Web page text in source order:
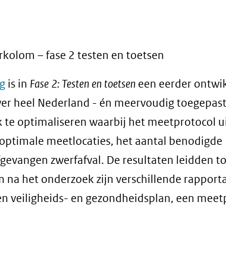
– fase 2 testen en toetsen
is in Fase 2: Testen en toetsen een eerder
heel Nederland - én meervoudig
te optimaliseren waarbij het meetprotocol
meetlocaties, het aantal benodigde
zwerfafval. De resultaten leidden
na het onderzoek zijn verschillende
veiligheids- en gezondheidsplan, een